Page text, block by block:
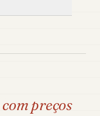
com preços